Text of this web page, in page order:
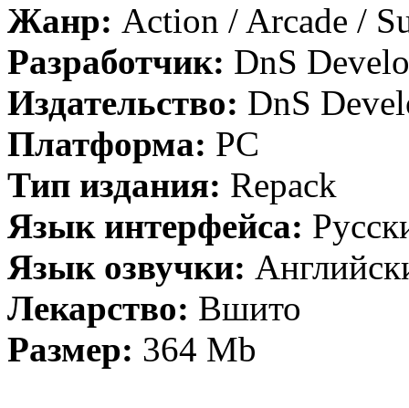
Жанр: Action / Arcade /
Разработчик: DnS
Издательство: DnS
Платформа: PC
Тип издания: Repack
Язык интерфейса:
Язык озвучки:
Лекарство: Вшито
Размер: 364 Mb